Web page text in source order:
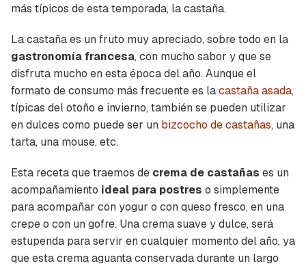
más típicos de esta temporada, la castaña.
La castaña es un fruto muy apreciado, sobre todo en la
gastronomía francesa, con mucho sabor y que se
disfruta mucho en esta época del año. Aunque el
formato de consumo más frecuente es lacastaña asada,
típicas del otoño e invierno, también se pueden utilizar
en dulces como puede ser un bizcocho de castañas, una
tarta, una mouse, etc.
Esta receta que traemos de crema de castañas es un
acompañamiento ideal para postres o simplemente
para acompañar con yogur o con queso fresco, en una
crepe o con un gofre. Una crema suave y dulce, será
estupenda para servir en cualquier momento del año, ya
que esta crema aguanta conservada durante un largo